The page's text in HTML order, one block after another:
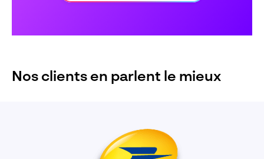
Nos clients en parlent le mieux